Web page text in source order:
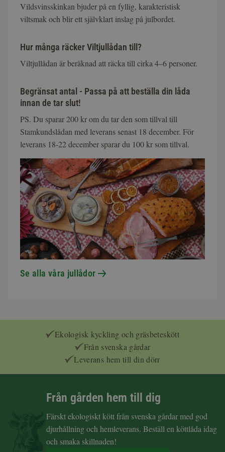
Vildsvinsskinkan bjuder på en fyllig, karakteristisk
viltsmak och blir ett självklart inslag på julbordet.
Hur många räcker Viltjullådan till?
Viltjullådan är beräknad att räcka till cirka 4–6 personer.
Begränsat antal - Passa på att beställa din låda
innan de tar slut!
PS. Du sparar 200 kr om du tar den som tillval till
Stamkundslådan med leverans senast 18 december. För
leverans 18-22 december sparar du 100 kr som tillval.
Se alla våra jullådor
Ekologisk kyckling och gräsbeteskött
Från svenska gårdar
Leverans hem till din dörr
Från gården hem till dig
Färskt ekologiskt kött från svenska gårdar med god
djurhållning och hemleverans. Beställ en köttlåda idag
och smaka skillnaden!